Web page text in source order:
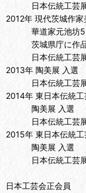
日本伝統工芸展
2012年 現代茨城作
華道家元池坊550
茨城県庁に作品
日本伝統工芸展
2013年 陶美展 入選
日本伝統工芸展
2014年 東日本伝統工
陶美展 入選
日本伝統工芸展
2015年 東日本伝統工
陶美展 入選
日本伝統工芸展
日本工芸会正会員